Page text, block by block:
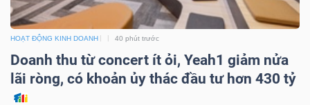
HOẠT ĐỘNG KINH DOANH 40 phút trước
Doanh thu từ concert ít ỏi, Yeah1 giảm nửa
lãi ròng, có khoản ủy thác đầu tư hơn 430 tỷ
NGÀNH
DOANH